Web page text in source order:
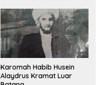
Karomah Habib Husein
Alaydrus Kramat Luar